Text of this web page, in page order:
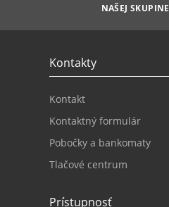
NAŠEJ SKUPINE
Kontakty
Kontakt
Kontaktný formulár
Pobočky a bankomaty
Tlačové centrum
Prístupnosť